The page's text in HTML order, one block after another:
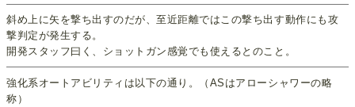
斜め上に矢を撃ち出すのだが、至近距離ではこの撃ち出す動作にも攻
撃判定が発生する。
開発スタッフ曰く、ショットガン感覚でも使えるとのこと。
強化系オートアビリティは以下の通り。（ASはアローシャワーの略
称）